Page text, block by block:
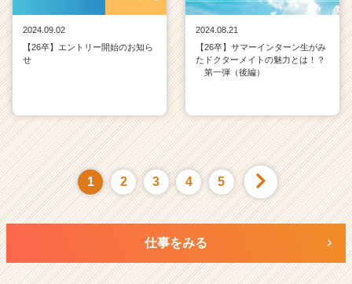
2024.09.02
【26卒】エントリー開始のお知ら
せ
2024.08.21
【26卒】サマーインターン生がみ
たドクターメイトの魅力とは！？
第一弾（後編）
1 2 3 4 5
仕事をみる